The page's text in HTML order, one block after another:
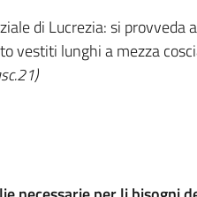
di Lucrezia: si
vestiti lunghi a mezza